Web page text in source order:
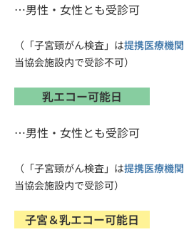
…男性・女性とも受診可
（「子宮頸がん検査」は提携医療機関
当協会施設内で受診不可）
乳エコー可能日
…男性・女性とも受診可
（「子宮頸がん検査」は提携医療機関
当協会施設内で受診可）
子宮＆乳エコー可能日